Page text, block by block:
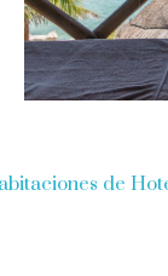
de